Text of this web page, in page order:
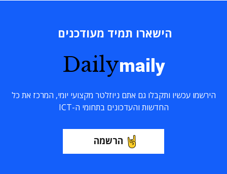
הישארו תמיד מעודכנים
Dailymaily
הירשמו עכשיו ותקבלו גם אתם ניוזלטר מקצועי יומי, המרכז את כל
החדשות והעדכונים בתחומי ה-ICT
הרשמה